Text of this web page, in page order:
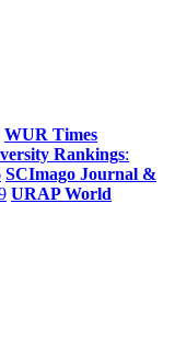
WUR Times
Rankings:
SCImago Journal &
URAP World